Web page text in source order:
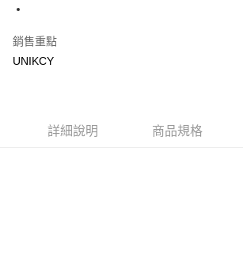
悠遊付
Google Pay
每筆NT$70，滿NT$499(含以上)免運費
銷售重點
UNIKCY
詳細說明 商品規格